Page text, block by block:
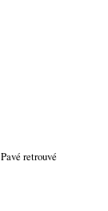
Pavé retrouvé